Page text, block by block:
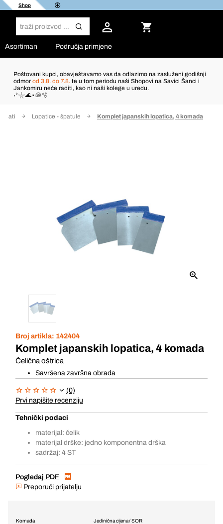
Shop
Asortiman Područja primjene
Poštovani kupci, obavještavamo vas da odlazimo na zasluženi godišnji
odmor od 3.8. do 7.8. te u tom periodu naši Shopovi na Savici Šanci i
Jankomiru neće raditi, kao ni naši kolege u uredu.
˖°𓇼🌊⋆🐚🫧
alati Lopatice - špatule Komplet japanskih lopatica, 4 komada
Broj artikla: 142404
Komplet japanskih lopatica, 4 komada
Čelična oštrica
Savršena završna obrada
(0)
Prvi napišite recenziju
Tehnički podaci
materijal: čelik
materijal drške: jedno komponentna drška
sadržaj: 4 ST
Pogledaj PDF
Preporuči prijatelju
Jedinična cijena / SOR
Komada